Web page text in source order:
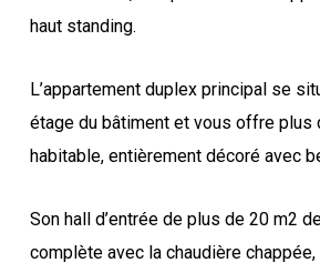
haut standing.
L’appartement duplex principal se
étage du bâtiment et vous offre plus
habitable, entièrement décoré avec
Son hall d’entrée de plus de 20 m2
complète avec la chaudière